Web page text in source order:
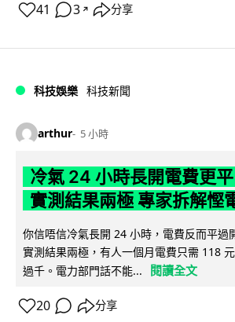
41 3 ↗ 分享
科技娛樂 科技新聞
arthur 5 小時
冷氣 24 小時長開電費更
實測結果兩極 專家拆解慳
你信唔信冷氣長開 24 小時，電費反而平過
實測結果兩極，有人一個月電費只需 118
過千。電力部門話不能...
閱讀全文
20 分享